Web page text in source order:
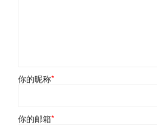
你的昵称*
你的邮箱*